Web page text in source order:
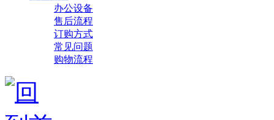
办公设备
售后流程
订购方式
常见问题
购物流程